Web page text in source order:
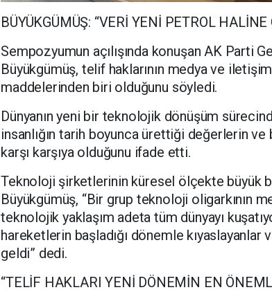
BÜYÜKGÜMÜŞ: “VERİ YENİ PETROL HALİNE
Sempozyumun açılışında konuşan AK Parti
Büyükgümüş, telif haklarının medya ve
maddelerinden biri olduğunu söyledi.
Dünyanın yeni bir teknolojik dönüşüm
insanlığın tarih boyunca ürettiği değerlerin
karşı karşıya olduğunu ifade etti.
Teknoloji şirketlerinin küresel ölçekte büyük
Büyükgümüş, “Bir grup teknoloji oligarkının
teknolojik yaklaşım adeta tüm dünyayı
hareketlerin başladığı dönemle
geldi” dedi.
“TELİF HAKLARI YENİ DÖNEMİN EN